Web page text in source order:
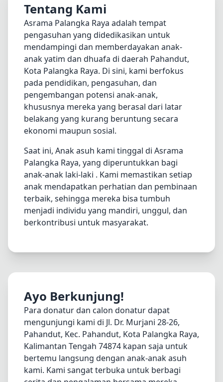
Tentang Kami
Asrama Palangka Raya adalah tempat
pengasuhan yang didedikasikan untuk
mendampingi dan memberdayakan anak-
anak yatim dan dhuafa di daerah Pahandut,
Kota Palangka Raya. Di sini, kami berfokus
pada pendidikan, pengasuhan, dan
pengembangan potensi anak-anak,
khususnya mereka yang berasal dari latar
belakang yang kurang beruntung secara
ekonomi maupun sosial.
Saat ini, Anak asuh kami tinggal di Asrama
Palangka Raya, yang diperuntukkan bagi
anak-anak laki-laki . Kami memastikan setiap
anak mendapatkan perhatian dan pembinaan
terbaik, sehingga mereka bisa tumbuh
menjadi individu yang mandiri, unggul, dan
berkontribusi untuk masyarakat.
Ayo Berkunjung!
Para donatur dan calon donatur dapat
mengunjungi kami di Jl. Dr. Murjani 28-26,
Pahandut, Kec. Pahandut, Kota Palangka Raya,
Kalimantan Tengah 74874 kapan saja untuk
bertemu langsung dengan anak-anak asuh
kami. Kami sangat terbuka untuk berbagi